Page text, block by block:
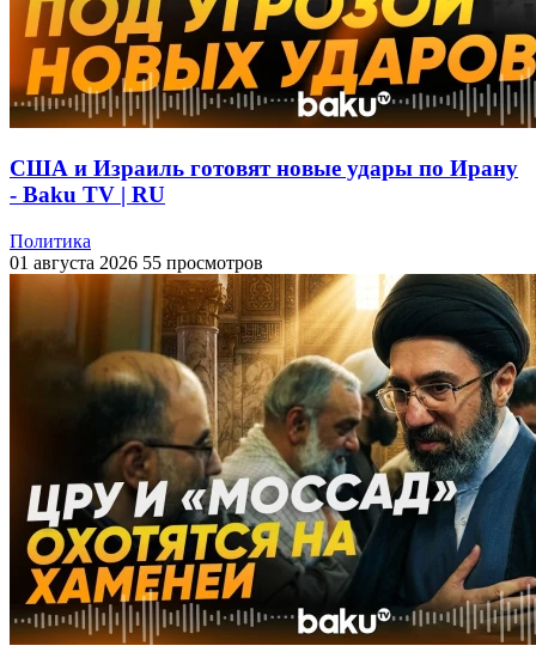
США и Израиль готовят новые удары по Ирану
- Baku TV | RU
Политика
01 августа 2026 55 просмотров